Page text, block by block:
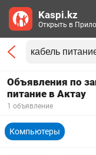
Объявления по
питание в Актау
1 объявление
Компьютеры
Kaspi.kz
Открыть в